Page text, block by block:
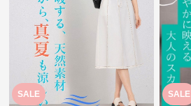
SALE SALE